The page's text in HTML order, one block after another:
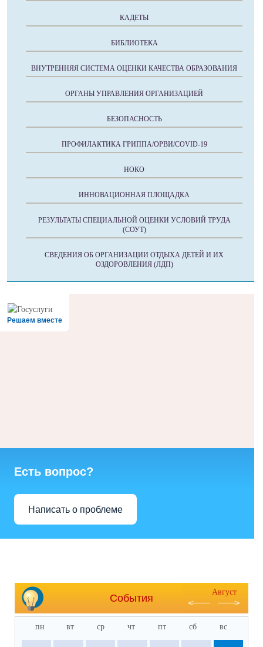
КАДЕТЫ
БИБЛИОТЕКА
ВНУТРЕННЯЯ СИСТЕМА ОЦЕНКИ КАЧЕСТВА ОБРАЗОВАНИЯ
ОРГАНЫ УПРАВЛЕНИЯ ОРГАНИЗАЦИЕЙ
БЕЗОПАСНОСТЬ
ПРОФИЛАКТИКА ГРИППА/ОРВИ/COVID-19
НОКО
ИННОВАЦИОННАЯ ПЛОЩАДКА
РЕЗУЛЬТАТЫ СПЕЦИАЛЬНОЙ ОЦЕНКИ УСЛОВИЙ ТРУДА
(СОУТ)
СВЕДЕНИЯ ОБ ОРГАНИЗАЦИИ ОТДЫХА ДЕТЕЙ И ИХ
ОЗДОРОВЛЕНИЯ (ЛДП)
Решаем вместе
Есть вопрос?
Написать о проблеме
События
Август
пн вт ср чт пт сб вс